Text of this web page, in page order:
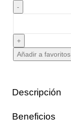
Añadir a favoritos
Descripción
Beneficios